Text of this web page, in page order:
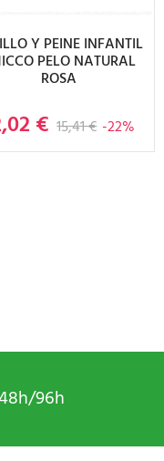
Y PEINE INFANTIL
PELO NATURAL
ROSA
Precio base
15,41 € -22%
Precio
€
96h